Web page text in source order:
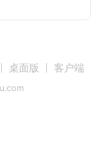
桌面版 客户端